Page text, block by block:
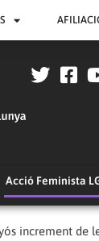
Acció Feminista
increment